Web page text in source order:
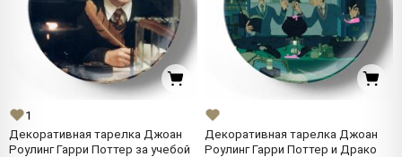
1
Декоративная тарелка Джоан
Роулинг Гарри Поттер за учебой
Декоративная тарелка Джоан
Роулинг Гарри Поттер и Драко